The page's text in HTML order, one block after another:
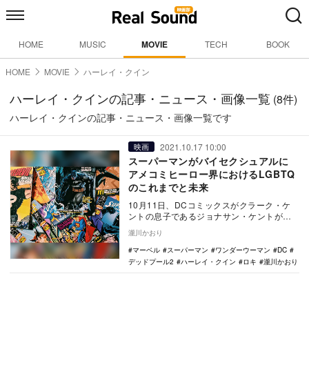
HOME MUSIC MOVIE TECH BOOK
HOME MOVIE ハーレイ・クイン
ハーレイ・クインの記事・ニュース・画像一覧 (8件)
ハーレイ・クインの記事・ニュース・画像一覧です
映画 2021.10.17 10:00
スーパーマンがバイセクシュアルに
アメコミヒーロー界におけるLGBTQ
のこれまでと未来
10月11日、DCコミックスがクラーク・ケ
ントの息子であるジョナサン・ケントがバ
ことを明ら…
瀧川かおり
マーベル
スーパーマン ワンダーウーマン
DC
デッドプール2
ハーレイ・クイン ロキ 瀧川かおり